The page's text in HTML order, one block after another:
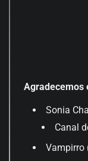
Agradecemos
Sonia
Canal
Vampirro